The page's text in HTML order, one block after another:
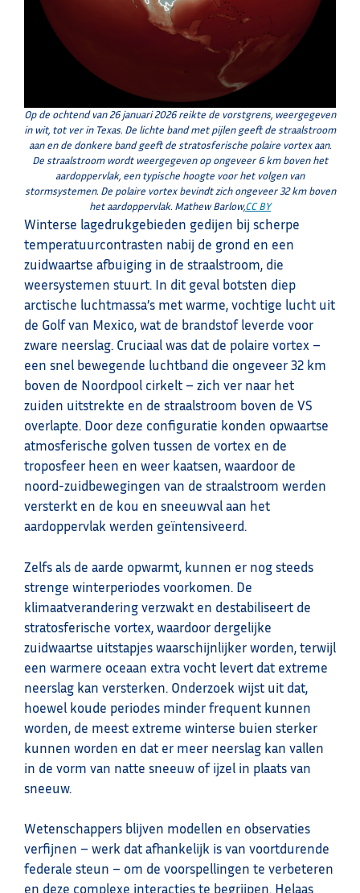
Op de ochtend van 26 januari 2026 reikte de vorstgrens, weergegeven
in wit, tot ver in Texas. De lichte band met pijlen geeft de straalstroom
aan en de donkere band geeft de stratosferische polaire vortex aan.
De straalstroom wordt weergegeven op ongeveer 6 km boven het
aardoppervlak, een typische hoogte voor het volgen van
stormsystemen. De polaire vortex bevindt zich ongeveer 32 km boven
het aardoppervlak. Mathew Barlow,CC BY
Winterse lagedrukgebieden gedijen bij scherpe
temperatuurcontrasten nabij de grond en een
zuidwaartse afbuiging in de straalstroom, die
weersystemen stuurt. In dit geval botsten diep
arctische luchtmassa’s met warme, vochtige lucht uit
de Golf van Mexico, wat de brandstof leverde voor
zware neerslag. Cruciaal was dat de polaire vortex –
een snel bewegende luchtband die ongeveer 32 km
boven de Noordpool cirkelt – zich ver naar het
zuiden uitstrekte en de straalstroom boven de VS
overlapte. Door deze configuratie konden opwaartse
atmosferische golven tussen de vortex en de
troposfeer heen en weer kaatsen, waardoor de
noord-zuidbewegingen van de straalstroom werden
versterkt en de kou en sneeuwval aan het
aardoppervlak werden geïntensiveerd.
Zelfs als de aarde opwarmt, kunnen er nog steeds
strenge winterperiodes voorkomen. De
klimaatverandering verzwakt en destabiliseert de
stratosferische vortex, waardoor dergelijke
zuidwaartse uitstapjes waarschijnlijker worden, terwijl
een warmere oceaan extra vocht levert dat extreme
neerslag kan versterken. Onderzoek wijst uit dat,
hoewel koude periodes minder frequent kunnen
worden, de meest extreme winterse buien sterker
kunnen worden en dat er meer neerslag kan vallen
in de vorm van natte sneeuw of ijzel in plaats van
sneeuw.
Wetenschappers blijven modellen en observaties
verfijnen – werk dat afhankelijk is van voortdurende
federale steun – om de voorspellingen te verbeteren
en deze complexe interacties te begrijpen. Helaas